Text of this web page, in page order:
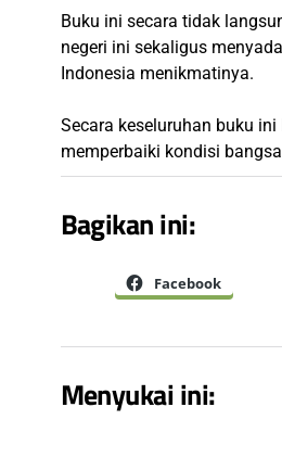
Buku ini secara tidak
negeri ini sekaligus
Indonesia menikmatinya.
Secara keseluruhan buku
memperbaiki kondisi
Bagikan ini:
Facebook
Menyukai ini: